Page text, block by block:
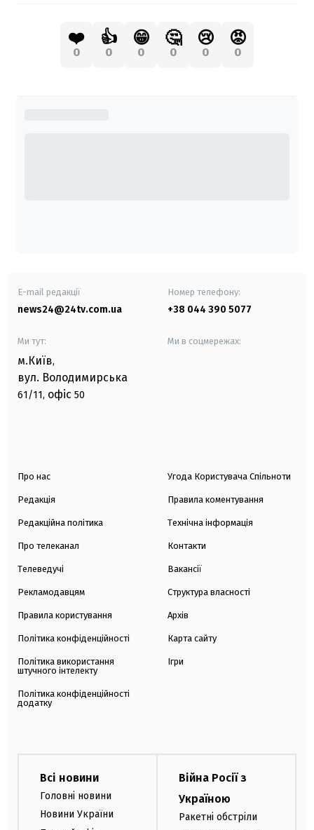
❤️
0
👍
0
😁
0
🤔
0
😢
0
😡
0
E-mail редакції
news24@24tv.com.ua
Номер телефону:
+38 044 390 5077
Ми тут:
м.Київ,
вул. Володимирська
61/11, офіс 50
Ми в соцмережах:
Про нас
Редакція
Редакційна політика
Про телеканал
Телеведучі
Рекламодавцям
Правила користування
Політика конфіденційності
Політика використання
штучного інтелекту
Політика конфіденційності
додатку
Угода Користувача Спільноти
Правила коментування
Технічна інформація
Контакти
Вакансії
Структура власності
Архів
Карта сайту
Ігри
Всі новини
Головні новини
Новини України
Війна Росії з
Україною
Ракетні обстріли